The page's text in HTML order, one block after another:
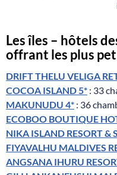
Les îles – hôtels
offrant les plus
DRIFT THELU VELIGA
COCOA ISLAND 5* : 33
MAKUNUDU 4* : 36
ECOBOO BOUTIQUE
NIKA ISLAND RESORT &
FIYAVALHU MALDIVES
ANGSANA IHURU